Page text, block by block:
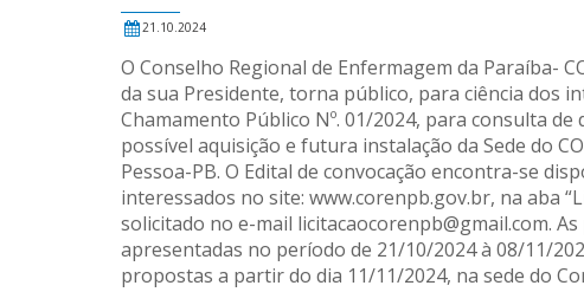
21.10.2024
O Conselho Regional de Enfermagem da Paraíba-
da sua Presidente, torna público, para ciência dos
Chamamento Público Nº. 01/2024, para consulta
possível aquisição e futura instalação da Sede do
Pessoa-PB. O Edital de convocação encontra-se
interessados no site: www.corenpb.gov.br, na aba
solicitado no e-mail licitacaocorenpb@gmail.com.
apresentadas no período de 21/10/2024 à 08/11/
propostas a partir do dia 11/11/2024, na sede do